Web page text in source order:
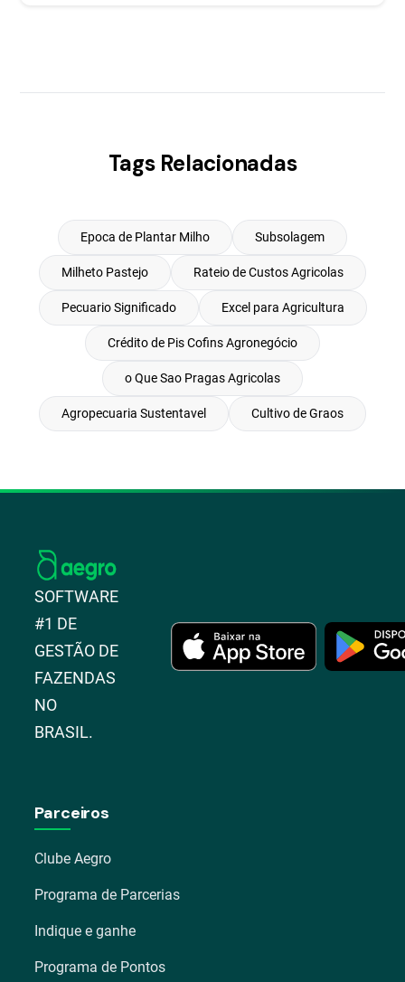
Tags Relacionadas
Epoca de Plantar Milho Subsolagem
Milheto Pastejo Rateio de Custos Agricolas
Pecuario Significado Excel para Agricultura
Crédito de Pis Cofins Agronegócio
o Que Sao Pragas Agricolas
Agropecuaria Sustentavel Cultivo de Graos
SOFTWARE
#1 DE
GESTÃO DE
FAZENDAS
NO
BRASIL.
Parceiros
Clube Aegro
Programa de Parcerias
Indique e ganhe
Programa de Pontos